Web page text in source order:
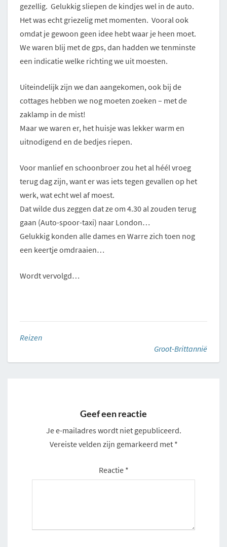
gezellig. Gelukkig sliepen de kindjes wel in de auto.
Het was echt griezelig met momenten. Vooral ook
omdat je gewoon geen idee hebt waar je heen moet.
We waren blij met de gps, dan hadden we tenminste
een indicatie welke richting we uit moesten.
Uiteindelijk zijn we dan aangekomen, ook bij de
cottages hebben we nog moeten zoeken – met de
zaklamp in de mist!
Maar we waren er, het huisje was lekker warm en
uitnodigend en de bedjes riepen.
Voor manlief en schoonbroer zou het al héél vroeg
terug dag zijn, want er was iets tegen gevallen op het
werk, wat echt wel af moest.
Dat wilde dus zeggen dat ze om 4.30 al zouden terug
gaan (Auto-spoor-taxi) naar London…
Gelukkig konden alle dames en Warre zich toen nog
een keertje omdraaien…
Wordt vervolgd…
Reizen
Groot-Brittannië
Geef een reactie
Je e-mailadres wordt niet gepubliceerd.
Vereiste velden zijn gemarkeerd met *
Reactie *